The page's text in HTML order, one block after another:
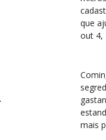
que
out 4,
mais